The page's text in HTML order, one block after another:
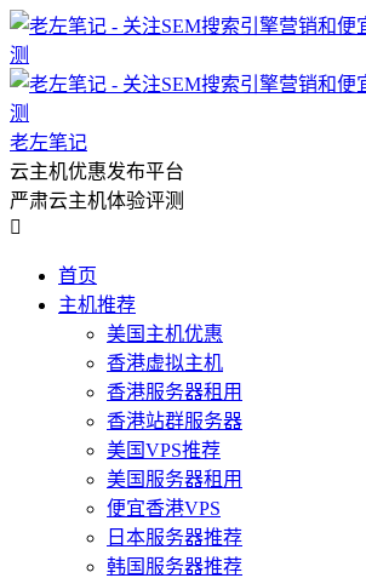
老左笔记
云主机优惠发布平台
严肃云主机体验评测

首页
主机推荐
美国主机优惠
香港虚拟主机
香港服务器租用
香港站群服务器
美国VPS推荐
美国服务器租用
便宜香港VPS
日本服务器推荐
韩国服务器推荐